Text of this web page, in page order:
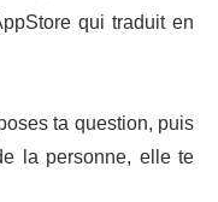
qui traduit en
ta question, puis
la personne, elle te